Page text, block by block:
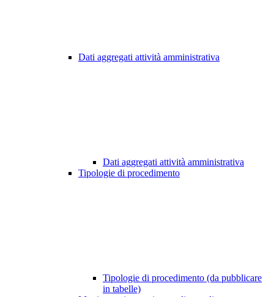
Dati aggregati attività amministrativa
Dati aggregati attività amministrativa
Tipologie di procedimento
Tipologie di procedimento (da pubblicare
in tabelle)